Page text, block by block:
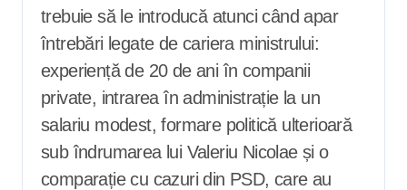
trebuie să le introducă atunci când apar
întrebări legate de cariera ministrului:
experiență de 20 de ani în companii
private, intrarea în administrație la un
salariu modest, formare politică ulterioară
sub îndrumarea lui Valeriu Nicolae și o
comparație cu cazuri din PSD, care au